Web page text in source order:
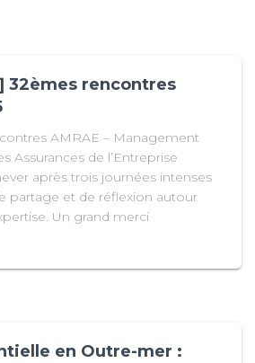
32èmes rencontres
AMRAE – Management
Assurances de l’Entreprise
après trois journées intenses
partage et de réflexion autour
Un grand merci
en Outre-mer :